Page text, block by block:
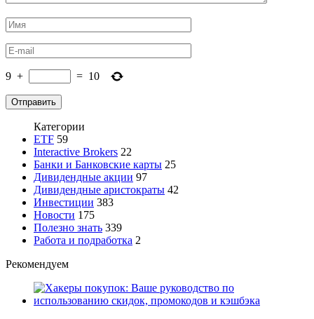
9 + = 10
Категории
ETF 59
Interactive Brokers 22
Банки и Банковские карты 25
Дивидендные акции 97
Дивидендные аристократы 42
Инвестиции 383
Новости 175
Полезно знать 339
Работа и подработка 2
Рекомендуем